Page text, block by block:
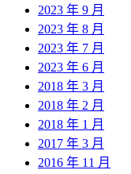
2023 年 9 月
2023 年 8 月
2023 年 7 月
2023 年 6 月
2018 年 3 月
2018 年 2 月
2018 年 1 月
2017 年 3 月
2016 年 11 月